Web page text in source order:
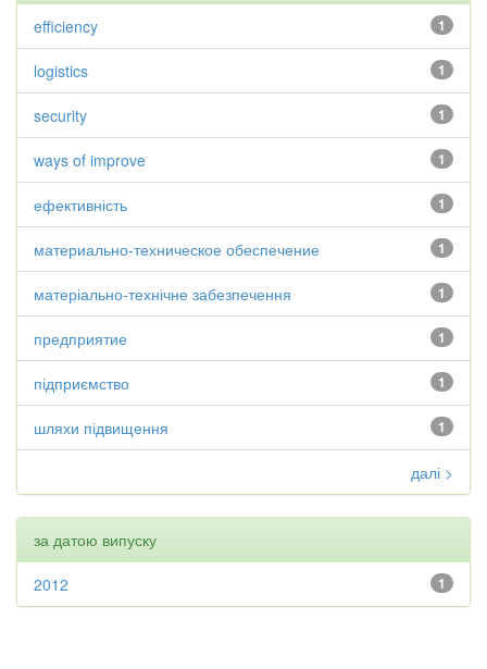
1
efficiency
1
logistics
1
security
1
ways of improve
1
ефективність
1
материально-техническое обеспечение
1
матеріально-технічне забезпечення
1
предприятие
1
підприємство
1
шляхи підвищення
далі >
за датою випуску
1
2012